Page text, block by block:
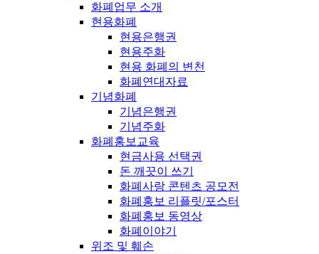
화폐업무 소개
현용화폐
현용은행권
현용주화
현용 화폐의 변천
화폐연대자료
기념화폐
기념은행권
기념주화
화폐홍보교육
현금사용 선택권
돈 깨끗이 쓰기
화폐사랑 콘텐츠 공모전
화폐홍보 리플릿/포스터
화폐홍보 동영상
화폐이야기
위조 및 훼손